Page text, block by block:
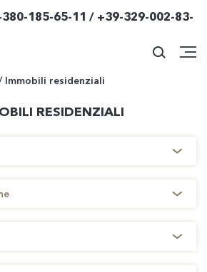
185-65-11 / +39-329-002-83-
Immobili residenziali
RESIDENZIALI